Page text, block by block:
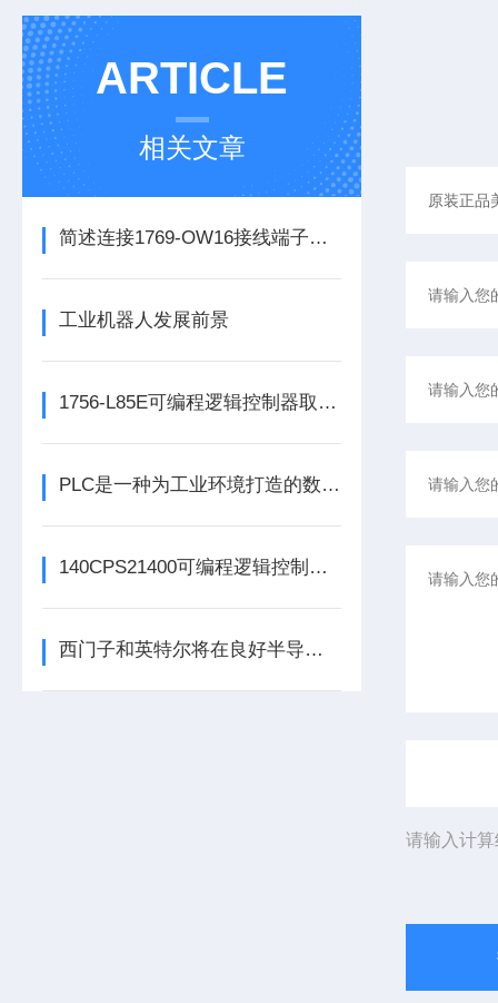
ARTICLE
相关文章
简述连接1769-OW16接线端子所需要注意的事项
工业机器人发展前景
1756-L85E可编程逻辑控制器取代了传统的继电器控制系统
PLC是一种为工业环境打造的数字运算电子装置
140CPS21400可编程逻辑控制器的常见问题解决方法分享
西门子和英特尔将在良好半导体制造领域展开合作
请输入计